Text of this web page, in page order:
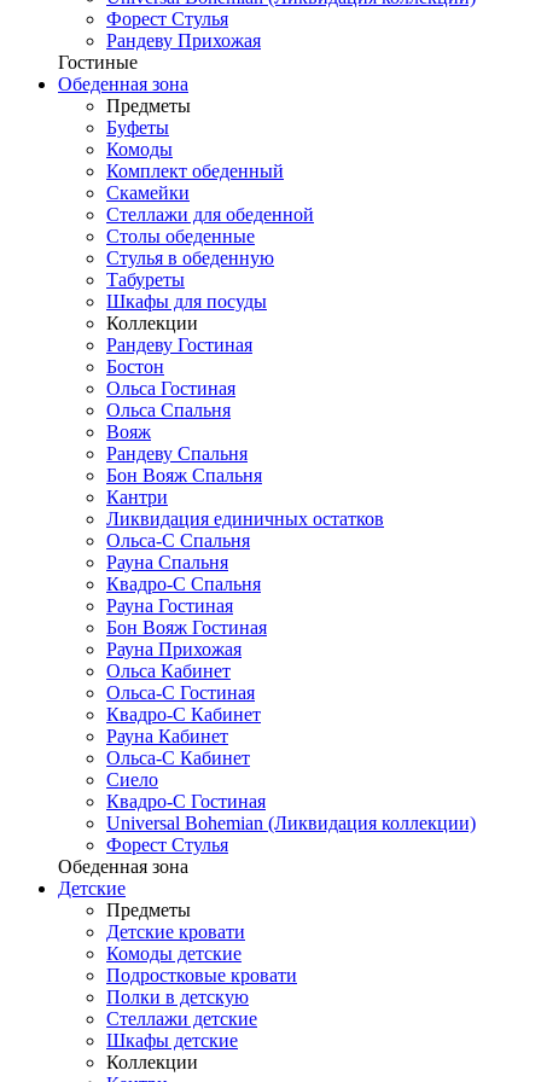
Форест Стулья
Рандеву Прихожая
Гостиные
Обеденная зона
Предметы
Буфеты
Комоды
Комплект обеденный
Скамейки
Стеллажи для обеденной
Столы обеденные
Стулья в обеденную
Табуреты
Шкафы для посуды
Коллекции
Рандеву Гостиная
Бостон
Ольса Гостиная
Ольса Спальня
Вояж
Рандеву Спальня
Бон Вояж Спальня
Кантри
Ликвидация единичных остатков
Ольса-С Спальня
Рауна Спальня
Квадро-С Спальня
Рауна Гостиная
Бон Вояж Гостиная
Рауна Прихожая
Ольса Кабинет
Ольса-С Гостиная
Квадро-С Кабинет
Рауна Кабинет
Ольса-С Кабинет
Сиело
Квадро-С Гостиная
Universal Bohemian (Ликвидация коллекции)
Форест Стулья
Обеденная зона
Детские
Предметы
Детские кровати
Комоды детские
Подростковые кровати
Полки в детскую
Стеллажи детские
Шкафы детские
Коллекции